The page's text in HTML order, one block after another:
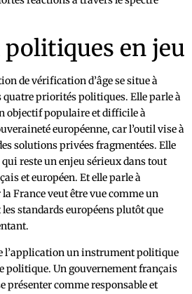
politiques en jeu
de vérification d’âge se situe à
quatre priorités politiques. Elle parle à
objectif populaire et difficile à
européenne, car l’outil vise à
solutions privées fragmentées. Elle
reste un enjeu sérieux dans tout
et européen. Et elle parle à
France veut être vue comme un
standards européens plutôt que
l’application un instrument politique
politique. Un gouvernement français
présenter comme responsable et